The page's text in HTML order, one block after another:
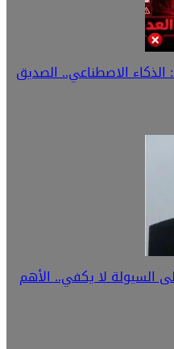
الاصطناعي.. الصديق
السيولة لا يكفي.. الأهم